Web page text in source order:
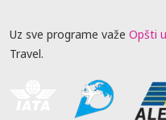
Uz sve programe važe Opšti
Travel.